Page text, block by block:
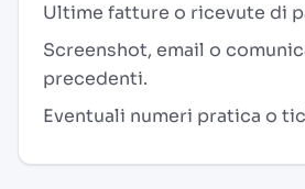
Ultime fatture o ricevute di
Screenshot, email o
precedenti.
Eventuali numeri pratica o